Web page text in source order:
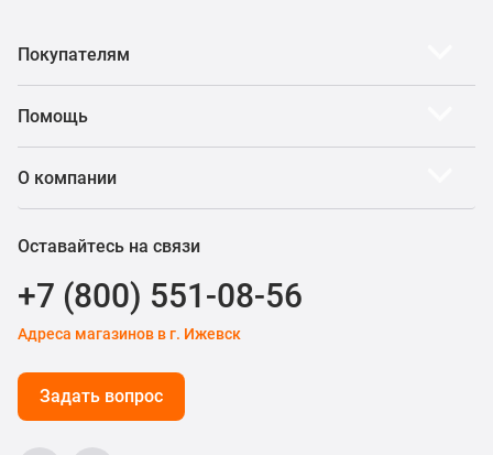
Покупателям
Помощь
О компании
Оставайтесь на связи
+7 (800) 551-08-56
Адреса магазинов в г. Ижевск
Задать вопрос